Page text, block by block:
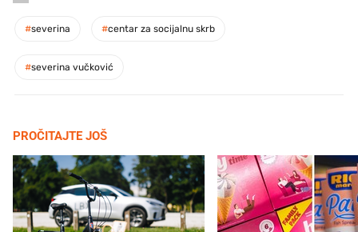
#severina #centar za socijalnu skrb
#severina vučković
PROČITAJTE JOŠ